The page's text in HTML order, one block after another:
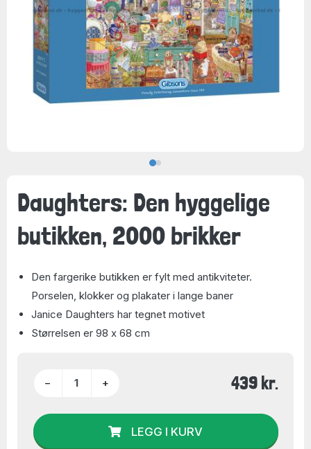
Daughters: Den hyggelige
butikken, 2000 brikker
Den fargerike butikken er fylt med antikviteter.
Porselen, klokker og plakater i lange baner
Janice Daughters har tegnet motivet
Størrelsen er 98 x 68 cm
− + 439 kr.
LEGG I KURV